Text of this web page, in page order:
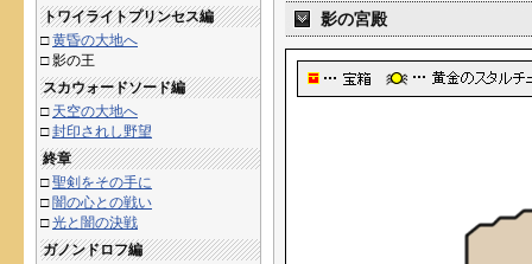
トワイライトプリンセス編
□黄昏の大地へ
□影の王
スカウォードソード編
□ 天空の大地へ
□封印されし野望
終章
□聖剣をその手に
□ 闇の心との戦い
□光と闇の決戦
ガノンドロフ編
影の宮殿